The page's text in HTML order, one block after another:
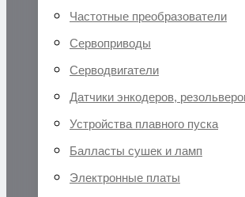
Частотные преобразователи
Сервоприводы
Серводвигатели
Датчики энкодеров,
Устройства плавного пуска
Балласты сушек и ламп
Электронные платы